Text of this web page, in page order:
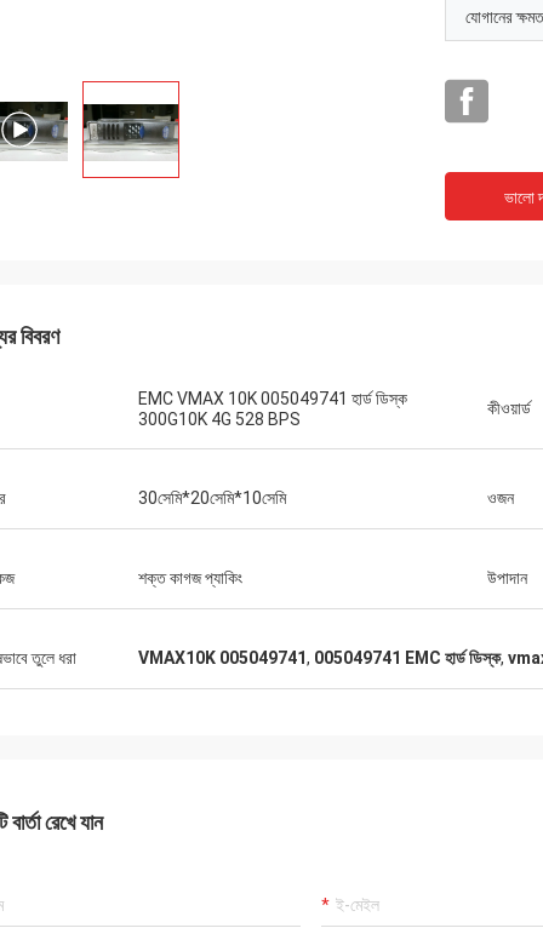
যোগানের
ভালো
বিবরণ
EMC VMAX 10K 005049741 হার্ড ডিস্ক
300G10K 4G 528 BPS
কীওয়ার্ড
30সেমি*20সেমি*10সেমি ওজন
শক্ত কাগজ প্যাকিং উপাদান
তুলে ধরা VMAX10K 005049741, 005049741 EMC হার্ড ডিস্ক,
বার্তা রেখে যান